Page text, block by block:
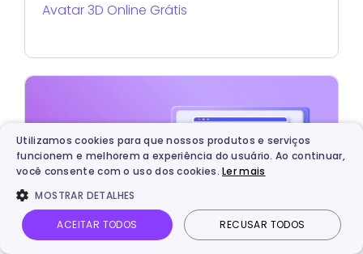
Avatar 3D Online Grátis
Utilizamos cookies para que nossos produtos e serviços
funcionem e melhorem a experiência do usuário. Ao continuar,
você consente com o uso dos cookies.Ler mais
MOSTRAR DETALHES
ACEITAR TODOS RECUSAR TODOS